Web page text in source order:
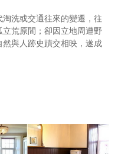
洗或交通往來的變遷，往
荒原間；卻因立地周遭野
與人跡史蹟交相映，遂成